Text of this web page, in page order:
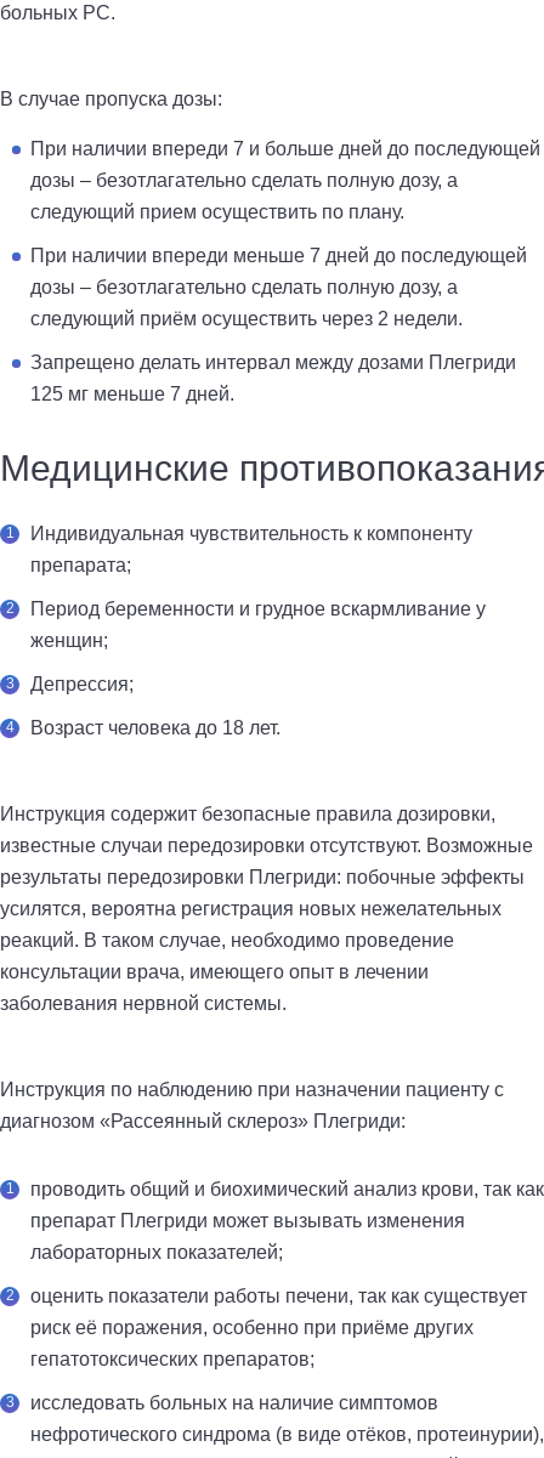
больных РС.
В случае пропуска дозы:
При наличии впереди 7 и больше дней до последующей
дозы – безотлагательно сделать полную дозу, а
следующий прием осуществить по плану.
При наличии впереди меньше 7 дней до последующей
дозы – безотлагательно сделать полную дозу, а
следующий приём осуществить через 2 недели.
Запрещено делать интервал между дозами Плегриди
125 мг меньше 7 дней.
Медицинские
Индивидуальная чувствительность к компоненту
препарата;
Период беременности и грудное вскармливание у
женщин;
Депрессия;
Возраст человека до 18 лет.
Инструкция содержит безопасные правила дозировки,
известные случаи передозировки отсутствуют. Возможные
результаты передозировки Плегриди: побочные эффекты
усилятся, вероятна регистрация новых нежелательных
реакций. В таком случае, необходимо проведение
консультации врача, имеющего опыт в лечении
заболевания нервной системы.
Инструкция по наблюдению при назначении пациенту с
диагнозом «Рассеянный склероз» Плегриди:
проводить общий и биохимический анализ крови, так как
препарат Плегриди может вызывать изменения
лабораторных показателей;
оценить показатели работы печени, так как существует
риск её поражения, особенно при приёме других
гепатотоксических препаратов;
исследовать больных на наличие симптомов
нефротического синдрома (в виде отёков, протеинурии),